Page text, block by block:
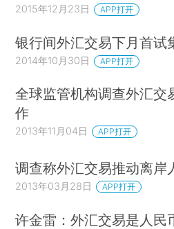
2015年12月23日 APP打开
银行间外汇交易下月首试
2014年10月30日 APP打开
全球监管机构调查外汇交
作
2013年11月04日 APP打开
调查称外汇交易推动离岸
2013年03月28日 APP打开
许金雷：外汇交易是人民